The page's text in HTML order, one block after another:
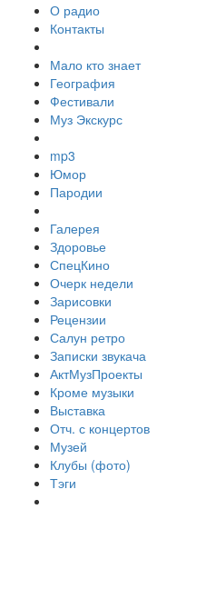
О радио
Контакты
Мало кто знает
География
Фестивали
Муз Экскурс
mp3
Юмор
Пародии
Галерея
Здоровье
СпецКино
Очерк недели
Зарисовки
Рецензии
Салун ретро
Записки звукача
АктМузПроекты
Кроме музыки
Выставка
Отч. с концертов
Музей
Клубы (фото)
Тэги